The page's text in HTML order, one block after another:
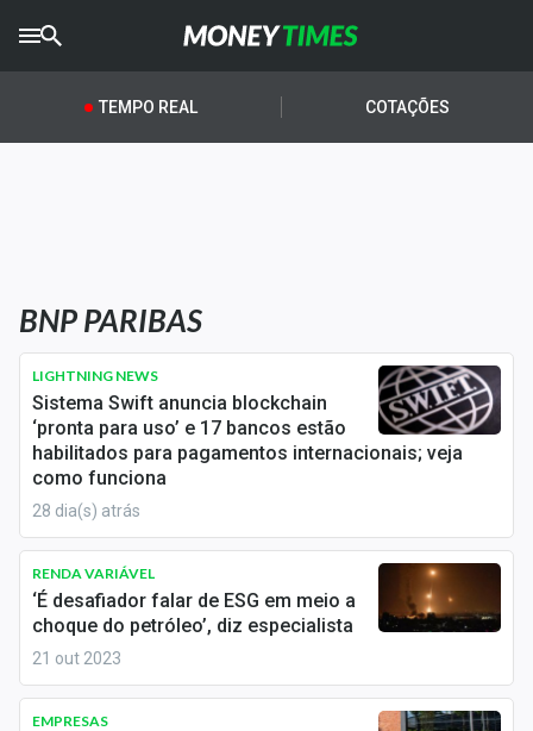
CRYPTOTIMES
AGROTIMES
Newsletters
Money Trader
Anuncie
Últimas Notícias
Newsletters
Cotações
Comprar ou vender?
Carteiras Recomendadas
TEMPO REAL COTAÇÕES
BNP PARIBAS
LIGHTNING NEWS
Sistema Swift anuncia blockchain
‘pronta para uso’ e 17 bancos estão
habilitados para pagamentos internacionais; veja
como funciona
28 dia(s) atrás
RENDA VARIÁVEL
‘É desafiador falar de ESG em meio a
choque do petróleo’, diz especialista
21 out 2023
EMPRESAS